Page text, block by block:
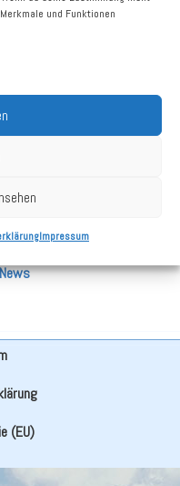
und Funktionen
Impressum
Abschluss aller
330.000 qm Nutzfläche,
DM, Rossmann,
(EU)